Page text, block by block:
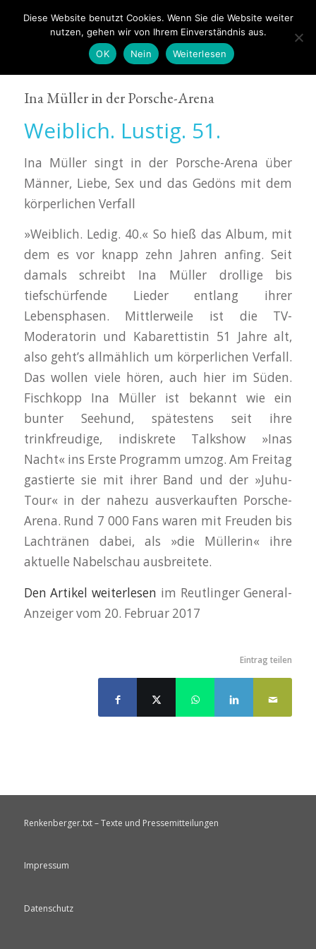
Ina Müller in der Porsche-Arena
Weiblich. Lustig. 51.
Ina Müller singt in der Porsche-Arena über
Männer, Liebe, Sex und das Gedöns mit dem
körperlichen Verfall
»Weiblich. Ledig. 40.« So hieß das Album, mit
dem es vor knapp zehn Jahren anfing. Seit
damals schreibt Ina Müller drollige bis
tiefschürfende Lieder entlang ihrer
Lebensphasen. Mittlerweile ist die TV-
Moderatorin und Kabarettistin 51 Jahre alt,
also geht’s allmählich um körperlichen Verfall.
Das wollen viele hören, auch hier im Süden.
Fischkopp Ina Müller ist bekannt wie ein
bunter Seehund, spätestens seit ihre
trinkfreudige, indiskrete Talkshow »Inas
Nacht« ins Erste Programm umzog. Am Freitag
gastierte sie mit ihrer Band und der »Juhu-
Tour« in der nahezu ausverkauften Porsche-
Arena. Rund 7 000 Fans waren mit Freuden bis
Lachtränen dabei, als »die Müllerin« ihre
aktuelle Nabelschau ausbreitete.
Den Artikel weiterlesen im Reutlinger General-
Anzeiger vom 20. Februar 2017
Eintrag teilen
Renkenberger.txt – Texte und Pressemitteilungen
Impressum
Datenschutz
Diese Website benutzt Cookies. Wenn Sie die Website weiter
nutzen, gehen wir von Ihrem Einverständnis aus.
OK
Nein Weiterlesen